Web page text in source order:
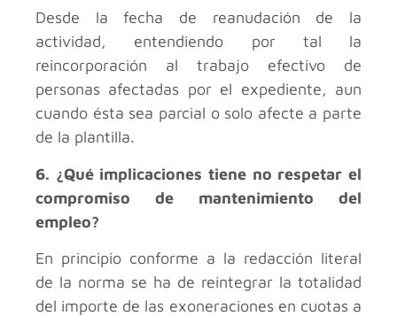
Desde la fecha de reanudación de la
actividad, entendiendo por tal la
reincorporación al trabajo efectivo de
personas afectadas por el expediente, aun
cuando ésta sea parcial o solo afecte a parte
de la plantilla.
6. ¿Qué implicaciones tiene no respetar el
compromiso de mantenimiento del
empleo?
En principio conforme a la redacción literal
de la norma se ha de reintegrar la totalidad
del importe de las exoneraciones en cuotas a